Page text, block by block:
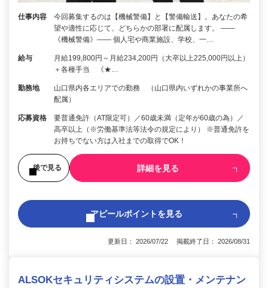
仕事内容
今回募集するのは【機械警備】と【警備輸送】。あなたの希
望や適性に応じて、どちらかの部署に配属します。 ――
《機械警備》―― 個人宅や商業施設、学校、一…
給与
月給199,800円～月給234,200円（大卒以上225,000円以上）
＋各種手当 《★…
勤務地
山口県内各エリアでの勤務 （山口県内いずれかの事業所へ
配属）
応募資格
要普通免許（AT限定可）／60歳未満（定年が60歳の為）／
高卒以上（※労働基準法等法令の規定により） ※普通免許を
お持ちでない方は入社までの取得でOK！
後で見る 詳細を見る
アピールポイントを見る
更新日： 2026/07/22 掲載終了日： 2026/08/31
ALSOKセキュリティシステムの設置・メンテナン